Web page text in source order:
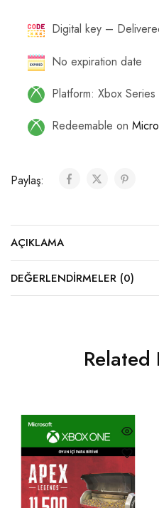
Digital key –
No expiration date
Platform: Xbox
Redeemable on
Paylaş:
AÇIKLAMA
DEĞERLENDIRMELER (0)
Related